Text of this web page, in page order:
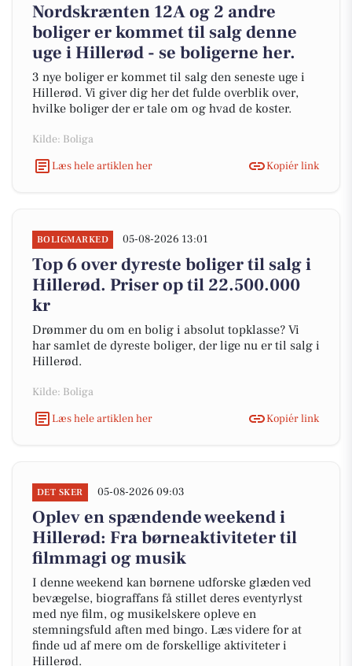
Nordskrænten 12A og 2 andre
boliger er kommet til salg denne
uge i Hillerød - se boligerne her.
3 nye boliger er kommet til salg den seneste uge i
Hillerød. Vi giver dig her det fulde overblik over,
hvilke boliger der er tale om og hvad de koster.
Kilde: Boliga
Læs hele artiklen her
Kopiér link
BOLIGMARKED 05-08-2026 13:01
Top 6 over dyreste boliger til salg i
Hillerød. Priser op til 22.500.000
kr
Drømmer du om en bolig i absolut topklasse? Vi
har samlet de dyreste boliger, der lige nu er til salg i
Hillerød.
Kilde: Boliga
Læs hele artiklen her
Kopiér link
DET SKER 05-08-2026 09:03
Oplev en spændende weekend i
Hillerød: Fra børneaktiviteter til
filmmagi og musik
I denne weekend kan børnene udforske glæden ved
bevægelse, biograffans få stillet deres eventyrlyst
med nye film, og musikelskere opleve en
stemningsfuld aften med bingo. Læs videre for at
finde ud af mere om de forskellige aktiviteter i
Hillerød.